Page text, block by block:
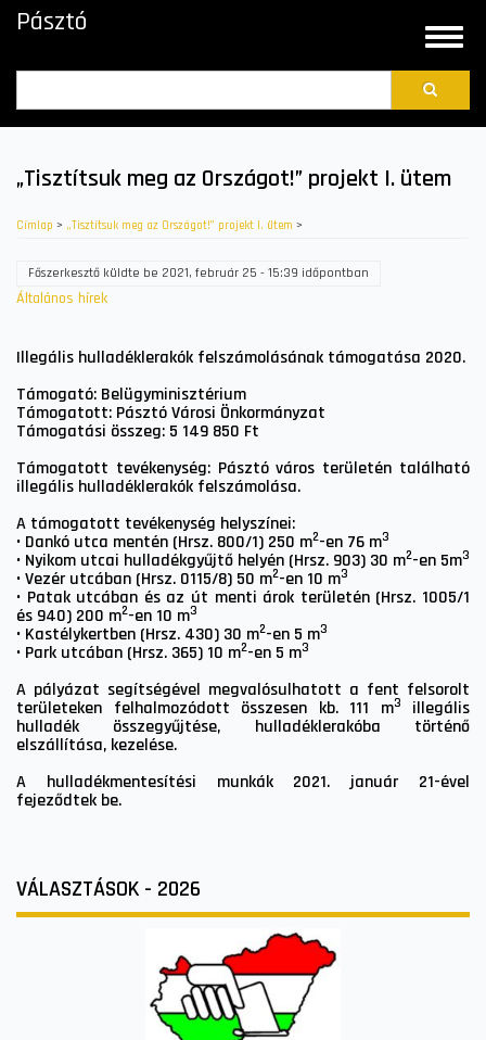
Ugrás
Toggle
Pásztó
„Tisztítsuk meg az Országot!” projekt I. ütem
Címlap > „Tisztítsuk meg az Országot!” projekt I. ütem >
Főszerkesztő küldte be 2021, február 25 - 15:39 időpontban
Általános hírek
Illegális hulladéklerakók felszámolásának támogatása 2020.
Támogató: Belügyminisztérium
Támogatott: Pásztó Városi Önkormányzat
Támogatási összeg: 5 149 850 Ft
Támogatott tevékenység: Pásztó város területén található
illegális hulladéklerakók felszámolása.
A támogatott tevékenység helyszínei:
• Dankó utca mentén (Hrsz. 800/1) 250 m2-en 76 m3
• Nyikom utcai hulladékgyűjtő helyén (Hrsz. 903) 30 m2-en 5m3
• Vezér utcában (Hrsz. 0115/8) 50 m2-en 10 m3
• Patak utcában és az út menti árok területén (Hrsz. 1005/1
és 940) 200 m2-en 10 m3
• Kastélykertben (Hrsz. 430) 30 m2-en 5 m3
• Park utcában (Hrsz. 365) 10 m2-en 5 m3
A pályázat segítségével megvalósulhatott a fent felsorolt
területeken felhalmozódott összesen kb. 111 m3
illegális
hulladék összegyűjtése, hulladéklerakóba történő
elszállítása, kezelése.
A hulladékmentesítési munkák 2021. január 21-ével
fejeződtek be.
VÁLASZTÁSOK - 2026